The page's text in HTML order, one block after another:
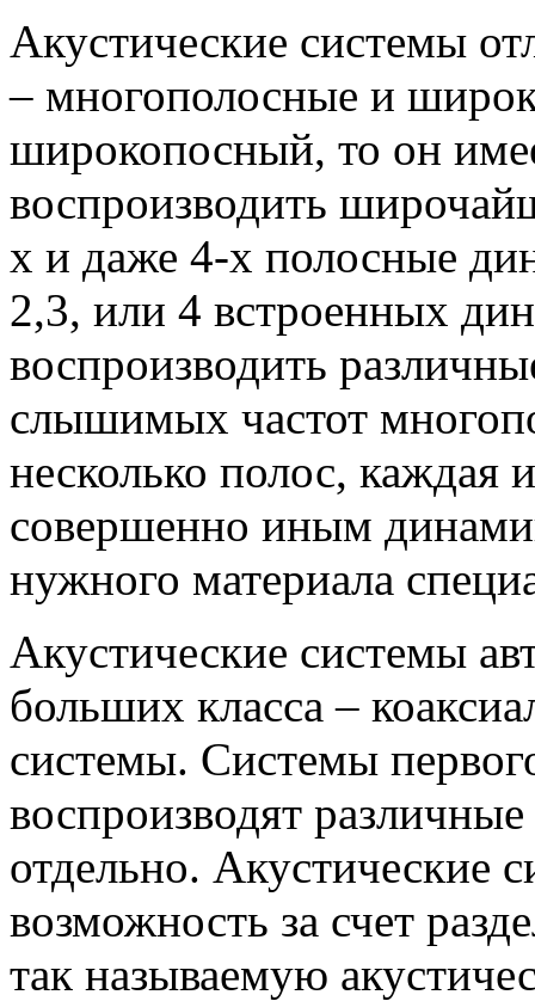
Акустические системы
– многополосные и
широкопосный, то он
воспроизводить
х и даже 4-х полосные
2,3, или 4 встроенных
воспроизводить
слышимых частот
несколько полос, каждая
совершенно иным
нужного материала
Акустические системы
больших класса –
системы. Системы
воспроизводят
отдельно. Акустические
возможность за счет
так называемую